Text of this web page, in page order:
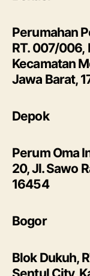
Perumahan
RT. 007/006,
Kecamatan
Jawa Barat,
Depok
Perum Oma
20, Jl. Sawo
16454
Bogor
Blok Dukuh,